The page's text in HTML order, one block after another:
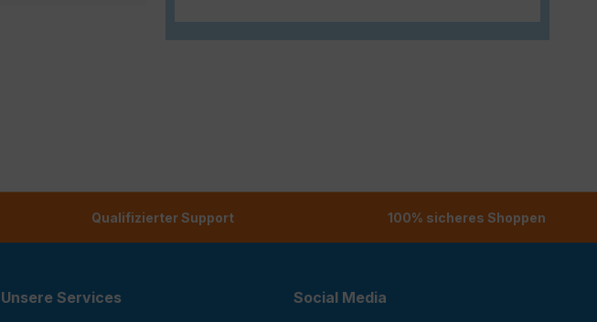
Qualifizierter Support 100% sicheres Shoppen
Unsere Services Social Media